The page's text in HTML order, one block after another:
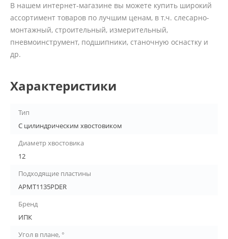
В нашем интернет-магазине вы можете купить широкий
ассортимент товаров по лучшим ценам, в т.ч. слесарно-
монтажный, строительный, измерительный,
пневмоинструмент, подшипники, станочную оснастку и
др.
Характеристики
Тип
С цилиндрическим хвостовиком
Диаметр хвостовика
12
Подходящие пластины
APMT1135PDER
Бренд
ИПК
Угол в плане, °